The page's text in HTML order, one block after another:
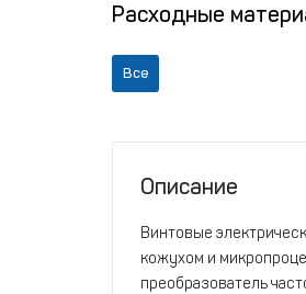
Расходные
Все
Описание
Винтовые
кожухом и
преобразователь